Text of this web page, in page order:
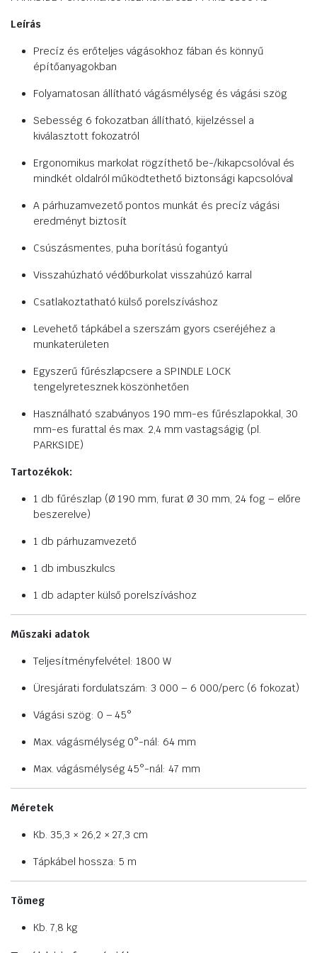
Leírás
Precíz és erőteljes vágásokhoz fában és könnyű
építőanyagokban
Folyamatosan állítható vágásmélység és vágási szög
Sebesség 6 fokozatban állítható, kijelzéssel a
kiválasztott fokozatról
Ergonomikus markolat rögzíthető be-/kikapcsolóval és
mindkét oldalról működtethető biztonsági kapcsolóval
A párhuzamvezető pontos munkát és precíz vágási
eredményt biztosít
Csúszásmentes, puha borítású fogantyú
Visszahúzható védőburkolat visszahúzó karral
Csatlakoztatható külső porelszíváshoz
Levehető tápkábel a szerszám gyors cseréjéhez a
munkaterületen
Egyszerű fűrészlapcsere a SPINDLE LOCK
tengelyretesznek köszönhetően
Használható szabványos 190 mm-es fűrészlapokkal, 30
mm-es furattal és max. 2,4 mm vastagságig (pl.
PARKSIDE)
Tartozékok:
1 db fűrészlap (Ø 190 mm, furat Ø 30 mm, 24 fog – előre
beszerelve)
1 db párhuzamvezető
1 db imbuszkulcs
1 db adapter külső porelszíváshoz
Műszaki adatok
Teljesítményfelvétel: 1800 W
Üresjárati fordulatszám: 3 000 – 6 000/perc (6 fokozat)
Vágási szög: 0 – 45°
Max. vágásmélység 0°-nál: 64 mm
Max. vágásmélység 45°-nál: 47 mm
Méretek
Kb. 35,3 × 26,2 × 27,3 cm
Tápkábel hossza: 5 m
Tömeg
Kb. 7,8 kg